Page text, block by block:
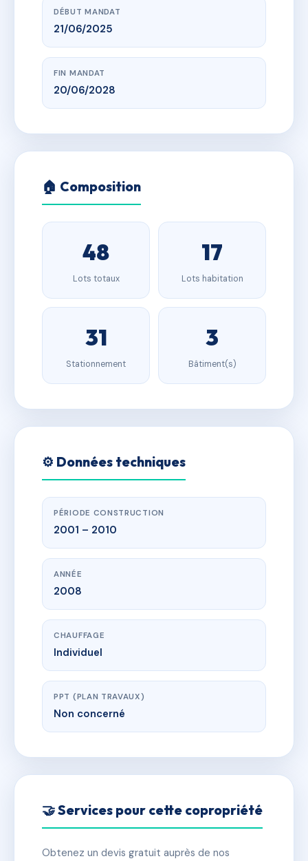
DÉBUT MANDAT
21/06/2025
FIN MANDAT
20/06/2028
🏠 Composition
48
Lots totaux
17
Lots habitation
31
Stationnement
3
Bâtiment(s)
⚙️ Données techniques
PÉRIODE CONSTRUCTION
2001 – 2010
ANNÉE
2008
CHAUFFAGE
Individuel
PPT (PLAN TRAVAUX)
Non concerné
🤝 Services pour cette copropriété
Obtenez un devis gratuit auprès de nos